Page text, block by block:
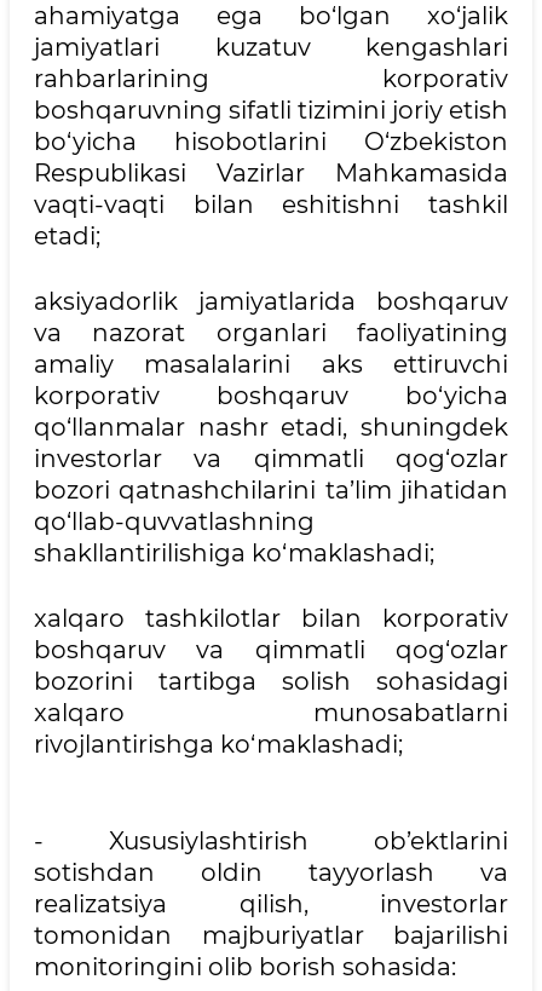
ahamiyatga ega bo‘lgan xo‘jalik
jamiyatlari kuzatuv kengashlari
rahbarlarining korporativ
boshqaruvning sifatli tizimini joriy etish
bo‘yicha hisobotlarini O‘zbekiston
Respublikasi Vazirlar Mahkamasida
vaqti-vaqti bilan eshitishni tashkil
etadi;
aksiyadorlik jamiyatlarida boshqaruv
va nazorat organlari faoliyatining
amaliy masalalarini aks ettiruvchi
korporativ boshqaruv bo‘yicha
qo‘llanmalar nashr etadi, shuningdek
investorlar va qimmatli qog‘ozlar
bozori qatnashchilarini ta’lim jihatidan
qo‘llab-quvvatlashning
shakllantirilishiga ko‘maklashadi;
xalqaro tashkilotlar bilan korporativ
boshqaruv va qimmatli qog‘ozlar
bozorini tartibga solish sohasidagi
xalqaro munosabatlarni
rivojlantirishga ko‘maklashadi;
- Xususiylashtirish ob’ektlarini
sotishdan oldin tayyorlash va
realizatsiya qilish, investorlar
tomonidan majburiyatlar bajarilishi
monitoringini olib borish sohasida: